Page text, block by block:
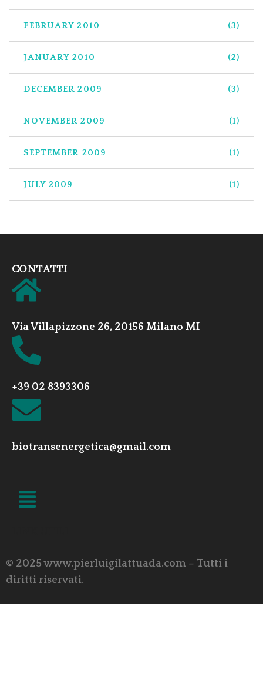
FEBRUARY 2010 (3)
JANUARY 2010 (2)
DECEMBER 2009 (3)
NOVEMBER 2009 (1)
SEPTEMBER 2009 (1)
JULY 2009 (1)
CONTATTI
Via Villapizzone 26, 20156 Milano MI
+39 02 8393306
biotransenergetica@gmail.com
© 2025 www.pierluigilattuada.com – Tutti i
diritti riservati.